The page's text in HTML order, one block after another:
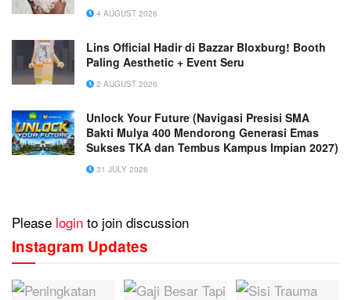
4 AUGUST 2026
Lins Official Hadir di Bazzar Bloxburg! Booth
Paling Aesthetic + Event Seru
2 AUGUST 2026
Unlock Your Future (Navigasi Presisi SMA
Bakti Mulya 400 Mendorong Generasi Emas
Sukses TKA dan Tembus Kampus Impian 2027)
31 JULY 2026
Please login to join discussion
Instagram Updates